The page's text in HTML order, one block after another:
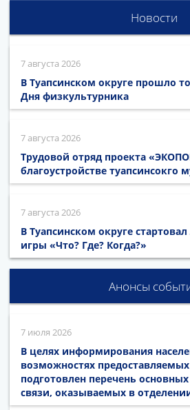
Новости
7 августа 2026
В Туапсинском округе прошло
Дня физкультурника
7 августа 2026
Трудовой отряд проекта
благоустройстве туапсинсокго
7 августа 2026
В Туапсинском округе
игры «Что? Где? Когда?»
Анонсы
7 июля 2026
В целях информирования
возможностях
подготовлен перечень
связи, оказываемых в